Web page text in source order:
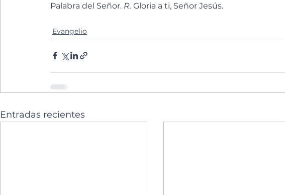
Palabra del Señor. R. Gloria a ti, Señor Jesús.
Evangelio
Entradas recientes